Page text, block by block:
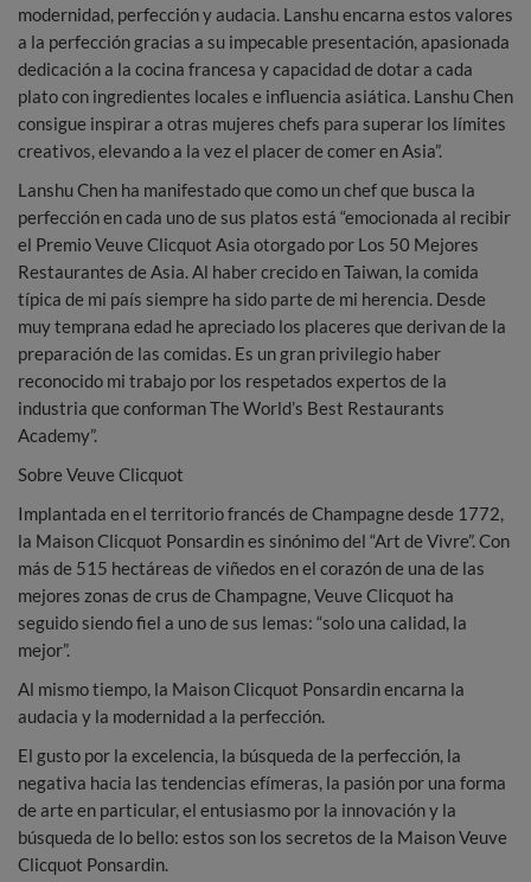
modernidad, perfección y audacia. Lanshu encarna estos valores
a la perfección gracias a su impecable presentación, apasionada
dedicación a la cocina francesa y capacidad de dotar a cada
plato con ingredientes locales e influencia asiática. Lanshu Chen
consigue inspirar a otras mujeres chefs para superar los límites
creativos, elevando a la vez el placer de comer en Asia”.
Lanshu Chen ha manifestado que como un chef que busca la
perfección en cada uno de sus platos está “emocionada al recibir
el Premio Veuve Clicquot Asia otorgado por Los 50 Mejores
Restaurantes de Asia. Al haber crecido en Taiwan, la comida
típica de mi país siempre ha sido parte de mi herencia. Desde
muy temprana edad he apreciado los placeres que derivan de la
preparación de las comidas. Es un gran privilegio haber
reconocido mi trabajo por los respetados expertos de la
industria que conforman The World’s Best Restaurants
Academy”.
Sobre Veuve Clicquot
Implantada en el territorio francés de Champagne desde 1772,
la Maison Clicquot Ponsardin es sinónimo del “Art de Vivre”. Con
más de 515 hectáreas de viñedos en el corazón de una de las
mejores zonas de crus de Champagne, Veuve Clicquot ha
seguido siendo fiel a uno de sus lemas: “solo una calidad, la
mejor”.
Al mismo tiempo, la Maison Clicquot Ponsardin encarna la
audacia y la modernidad a la perfección.
El gusto por la excelencia, la búsqueda de la perfección, la
negativa hacia las tendencias efímeras, la pasión por una forma
de arte en particular, el entusiasmo por la innovación y la
búsqueda de lo bello: estos son los secretos de la Maison Veuve
Clicquot Ponsardin.